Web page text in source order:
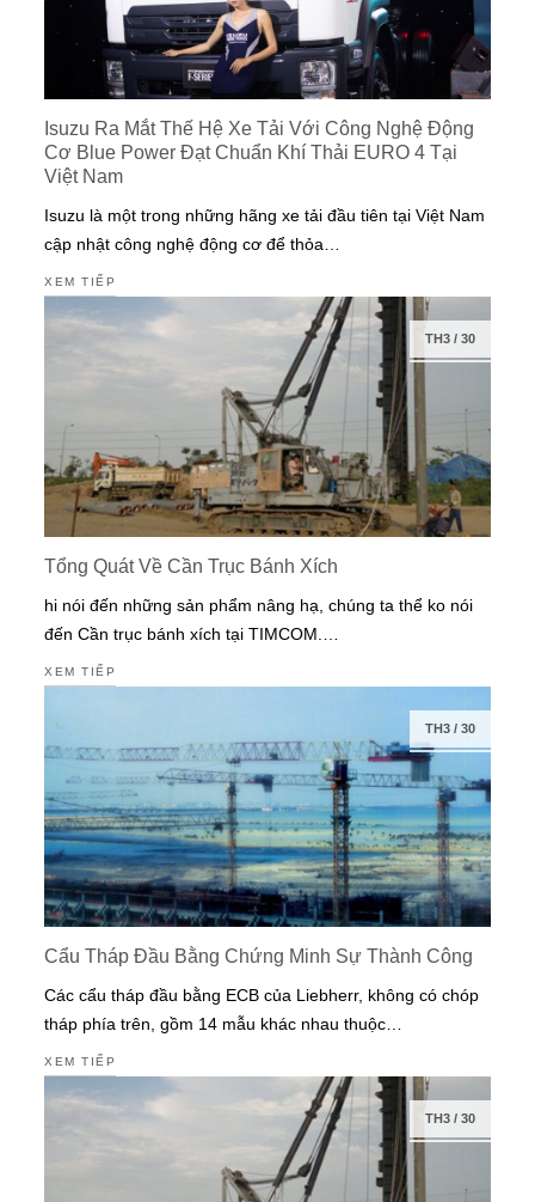
Isuzu Ra Mắt Thế Hệ Xe Tải Với Công Nghệ Động
Cơ Blue Power Đạt Chuẩn Khí Thải EURO 4 Tại
Việt Nam
Isuzu là một trong những hãng xe tải đầu tiên tại Việt Nam
cập nhật công nghệ động cơ để thỏa…
XEM TIẾP
TH3/ 30
Tổng Quát Về Cần Trục Bánh Xích
hi nói đến những sản phẩm nâng hạ, chúng ta thể ko nói
đến Cần trục bánh xích tại TIMCOM.…
XEM TIẾP
TH3/ 30
Cẩu Tháp Đầu Bằng Chứng Minh Sự Thành Công
Các cẩu tháp đầu bằng ECB của Liebherr, không có chóp
tháp phía trên, gồm 14 mẫu khác nhau thuộc…
XEM TIẾP
TH3/ 30